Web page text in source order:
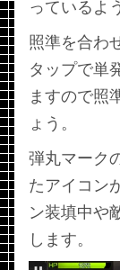
っているよ
照準を合わ
タップで単
ますので照
ょう。
弾丸マーク
たアイコン
ン装填中や
します。